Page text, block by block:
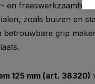
zoals buizen en
betrouwbare grip
125 mm (art. 38320)